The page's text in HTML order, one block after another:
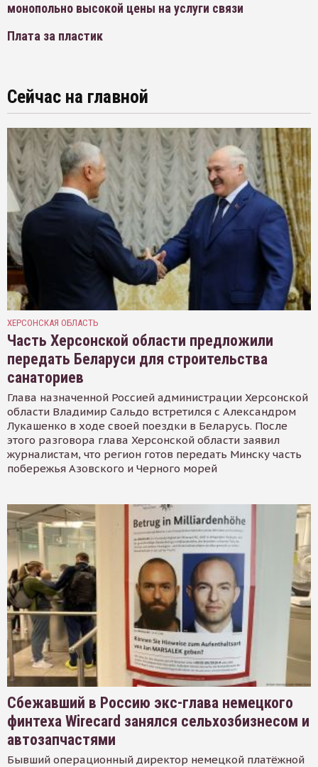
монопольно высокой цены на услуги связи
Плата за пластик
Сейчас на главной
ХЕРСОНСКАЯ ОБЛАСТЬ
Часть Херсонской области предложили
передать Беларуси для строительства
санаториев
Глава назначенной Россией администрации Херсонской
области Владимир Сальдо встретился с Александром
Лукашенко в ходе своей поездки в Беларусь. После
этого разговора глава Херсонской области заявил
журналистам, что регион готов передать Минску часть
побережья Азовского и Черного морей
Сбежавший в Россию экс-глава немецкого
финтеха Wirecard занялся сельхозбизнесом и
автозапчастями
Бывший операционный директор немецкой платёжной